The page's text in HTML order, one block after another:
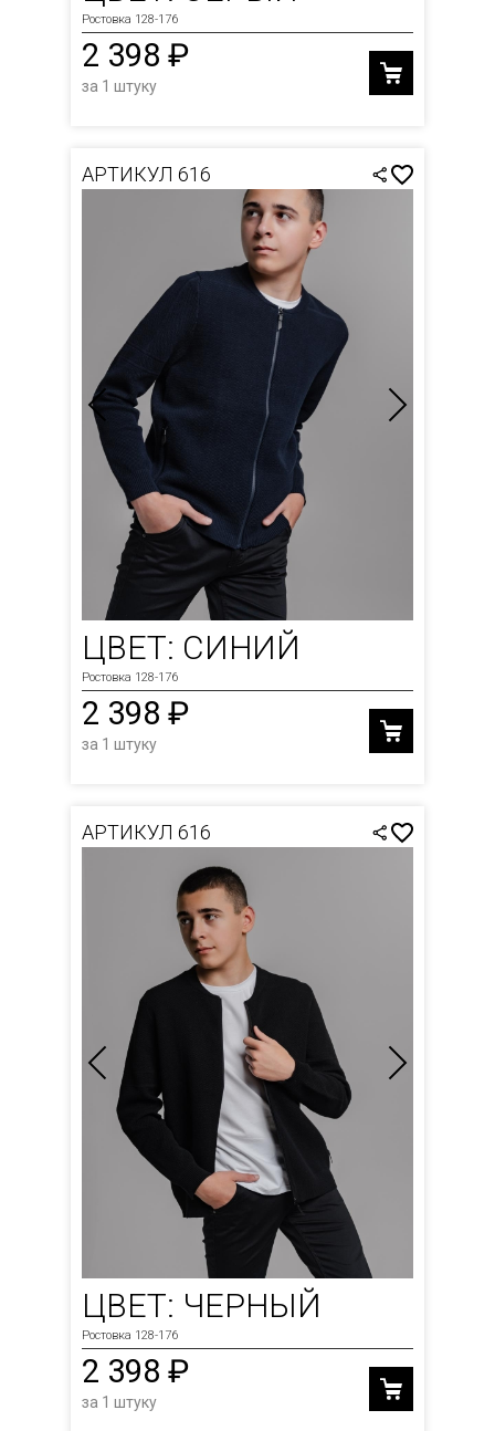
Ростовка 128-176
2 398 ₽
за 1 штуку
АРТИКУЛ 616
ЦВЕТ: СИНИЙ
Ростовка 128-176
2 398 ₽
за 1 штуку
АРТИКУЛ 616
ЦВЕТ: ЧЕРНЫЙ
Ростовка 128-176
2 398 ₽
за 1 штуку